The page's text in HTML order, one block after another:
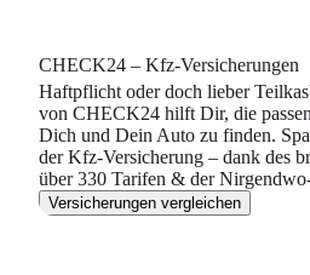
CHECK24 – Kfz-Versicherungen
Haftpflicht oder doch lieber
von CHECK24 hilft Dir, die
Dich und Dein Auto zu finden.
der Kfz-Versicherung – dank des
über 330 Tarifen & der
Versicherungen vergleichen